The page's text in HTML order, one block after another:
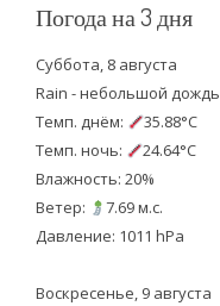
Погода на 3 дня
Суббота, 8 августа
Rain - небольшой дождь
Темп. днём:
35.88°C
Темп. ночь:
24.64°C
Влажность: 20%
Ветер:
7.69 м.с.
Давление: 1011 hPa
Воскресенье, 9 августа